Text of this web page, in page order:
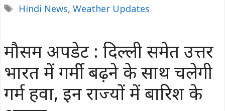
Tags
Hindi News, Weather Updates
मौसम अपडेट : दिल्ली समेत उत्तर
भारत में गर्मी बढ़ने के साथ चलेगी
गर्म हवा, इन राज्यों में बारिश के